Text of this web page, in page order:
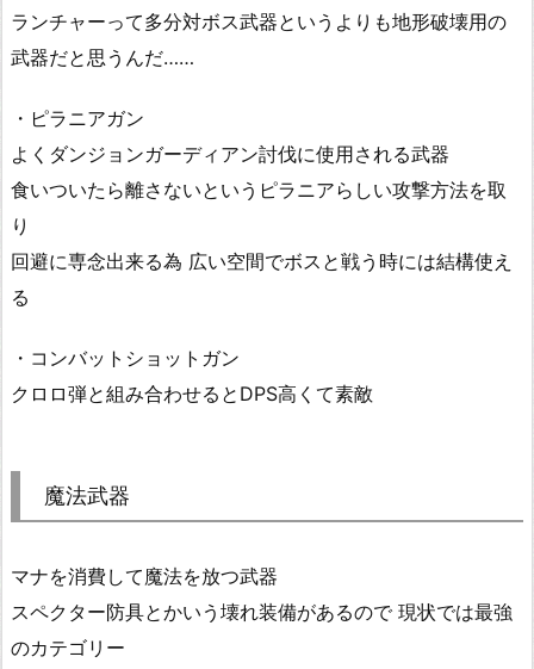
ランチャーって多分対ボス武器というよりも地形破壊用の
武器だと思うんだ……
・ピラニアガン
よくダンジョンガーディアン討伐に使用される武器
食いついたら離さないというピラニアらしい攻撃方法を取
り
回避に専念出来る為 広い空間でボスと戦う時には結構使え
る
・コンバットショットガン
クロロ弾と組み合わせるとDPS高くて素敵
魔法武器
マナを消費して魔法を放つ武器
スペクター防具とかいう壊れ装備があるので 現状では最強
のカテゴリー